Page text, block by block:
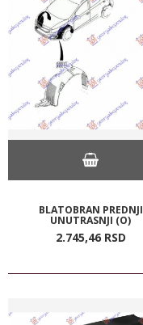
BLATOBRAN PREDNJI
UNUTRASNJI (O)
2.745,46 RSD